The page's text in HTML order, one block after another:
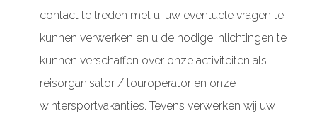
contact te treden met u, uw eventuele vragen te
kunnen verwerken en u de nodige inlichtingen te
kunnen verschaffen over onze activiteiten als
reisorganisator / touroperator en onze
wintersportvakanties. Tevens verwerken wij uw